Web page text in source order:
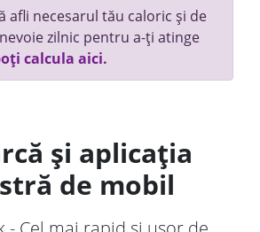
afli necesarul tău caloric și de
zilnic pentru a-ți atinge
calcula aici.
și aplicația
de mobil